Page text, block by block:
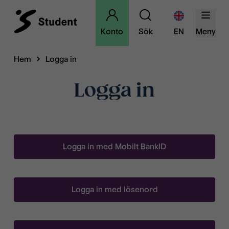
Konto Sök EN Meny
Hem Logga in
Logga in
Logga in med Mobilt BankID
Logga in med lösenord